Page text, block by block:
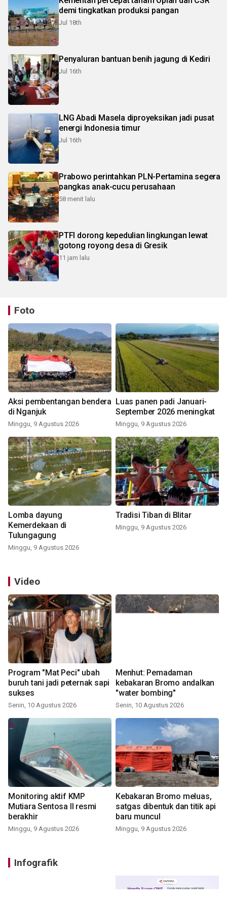
demi tingkatkan produksi pangan
Jul 18th
Penyaluran bantuan benih jagung di Kediri
Jul 16th
LNG Abadi Masela diproyeksikan jadi pusat
energi Indonesia timur
Jul 16th
Prabowo perintahkan PLN-Pertamina segera
pangkas anak-cucu perusahaan
58 menit lalu
PTFI dorong kepedulian lingkungan lewat
gotong royong desa di Gresik
11 jam lalu
Foto
Aksi pembentangan bendera
di Nganjuk
Minggu, 9 Agustus 2026
Luas panen padi Januari-
September 2026 meningkat
Minggu, 9 Agustus 2026
Lomba dayung
Kemerdekaan di
Tulungagung
Minggu, 9 Agustus 2026
Tradisi Tiban di Blitar
Minggu, 9 Agustus 2026
Video
Program "Mat Peci" ubah
buruh tani jadi peternak sapi
sukses
Senin, 10 Agustus 2026
Menhut: Pemadaman
kebakaran Bromo andalkan
"water bombing"
Senin, 10 Agustus 2026
Monitoring aktif KMP
Mutiara Sentosa II resmi
berakhir
Minggu, 9 Agustus 2026
Kebakaran Bromo meluas,
satgas dibentuk dan titik api
baru muncul
Minggu, 9 Agustus 2026
Infografik